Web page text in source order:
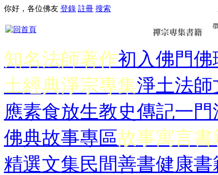
你好，各位佛友 登錄 註冊 搜索
知名法師著作初入佛門佛
土經典淨宗專集淨土法師
應素食放生教史傳記一門
佛典故事專區故事寓言書
精選文集民間善書健康書